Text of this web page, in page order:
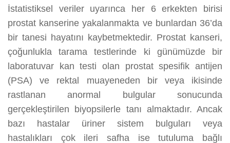
İstatistiksel veriler uyarınca her 6 erkekten birisi
prostat kanserine yakalanmakta ve bunlardan 36’da
bir tanesi hayatını kaybetmektedir. Prostat kanseri,
çoğunlukla tarama testlerinde ki günümüzde bir
laboratuvar kan testi olan prostat spesifik antijen
(PSA) ve rektal muayeneden bir veya ikisinde
rastlanan anormal bulgular sonucunda
gerçekleştirilen biyopsilerle tanı almaktadır. Ancak
bazı hastalar üriner sistem bulguları veya
hastalıkları çok ileri safha ise tutuluma bağlı